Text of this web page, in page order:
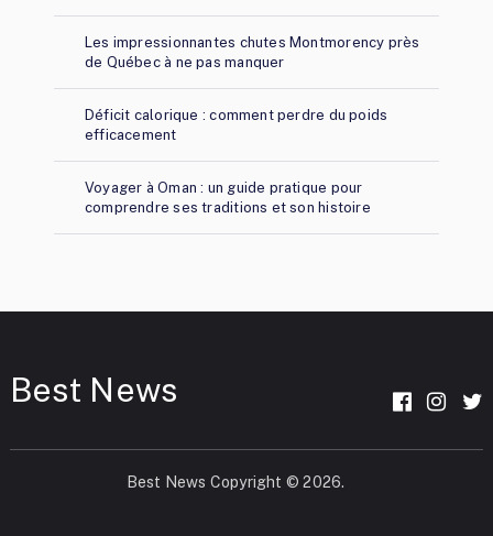
Les impressionnantes chutes Montmorency près
de Québec à ne pas manquer
Déficit calorique : comment perdre du poids
efficacement
Voyager à Oman : un guide pratique pour
comprendre ses traditions et son histoire
Best News
Best News Copyright © 2026.